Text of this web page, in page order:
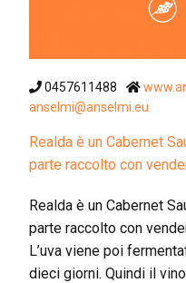
0457611488
anselmi@anselmi.eu
Realda è un Cabernet
parte raccolto con
Realda è un Cabernet
parte raccolto con
L’uva viene poi
dieci giorni. Quindi il